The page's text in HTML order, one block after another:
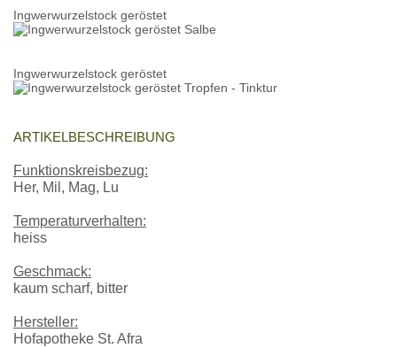
Ingwerwurzelstock geröstet
Ingwerwurzelstock geröstet
ARTIKELBESCHREIBUNG
Funktionskreisbezug:
Her, Mil, Mag, Lu
Temperaturverhalten:
heiss
Geschmack:
kaum scharf, bitter
Hersteller:
Hofapotheke St. Afra